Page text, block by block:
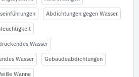
Abdichtungen gegen Wasser
Wasser
Wasser Gebäudeabdichtungen
Wanne